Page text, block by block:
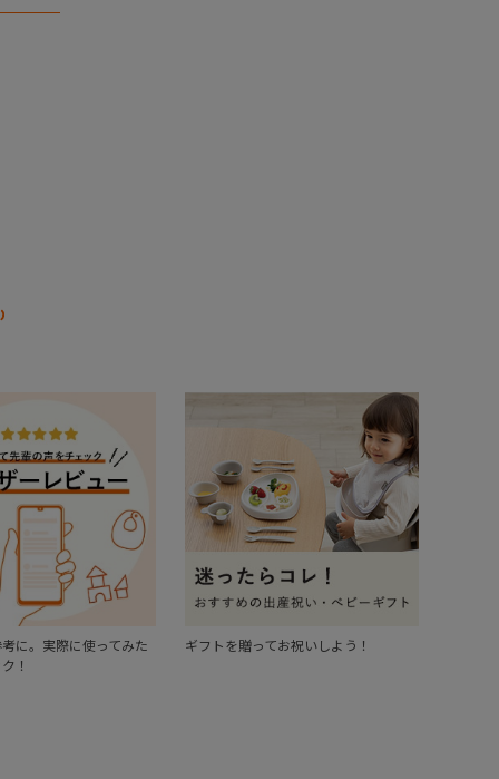
に。実際に使ってみた
！
ギフトを贈ってお祝いしよう！